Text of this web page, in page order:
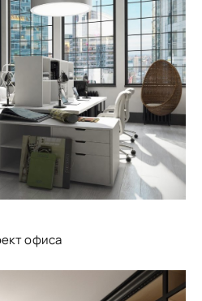
офиса